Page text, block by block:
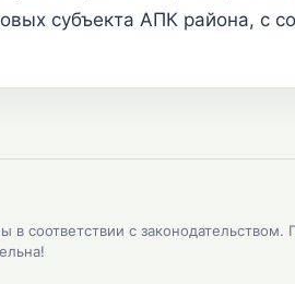
субъекта АПК района, с
соответствии с